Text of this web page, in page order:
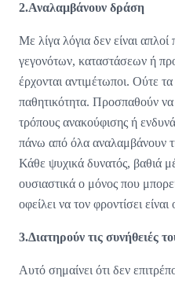
2.Αναλαμβάνουν δράση
Με λίγα λόγια δεν είναι
γεγονότων, καταστάσεων ή
έρχονται αντιμέτωποι. Ούτε
παθητικότητα. Προσπαθούν
τρόπους ανακούφισης ή
πάνω από όλα αναλαμβάνουν
Κάθε ψυχικά δυνατός, βαθιά
ουσιαστικά ο μόνος που
οφείλει να τον φροντίσει
3.Διατηρούν τις συνήθειές
Αυτό σημαίνει ότι δεν